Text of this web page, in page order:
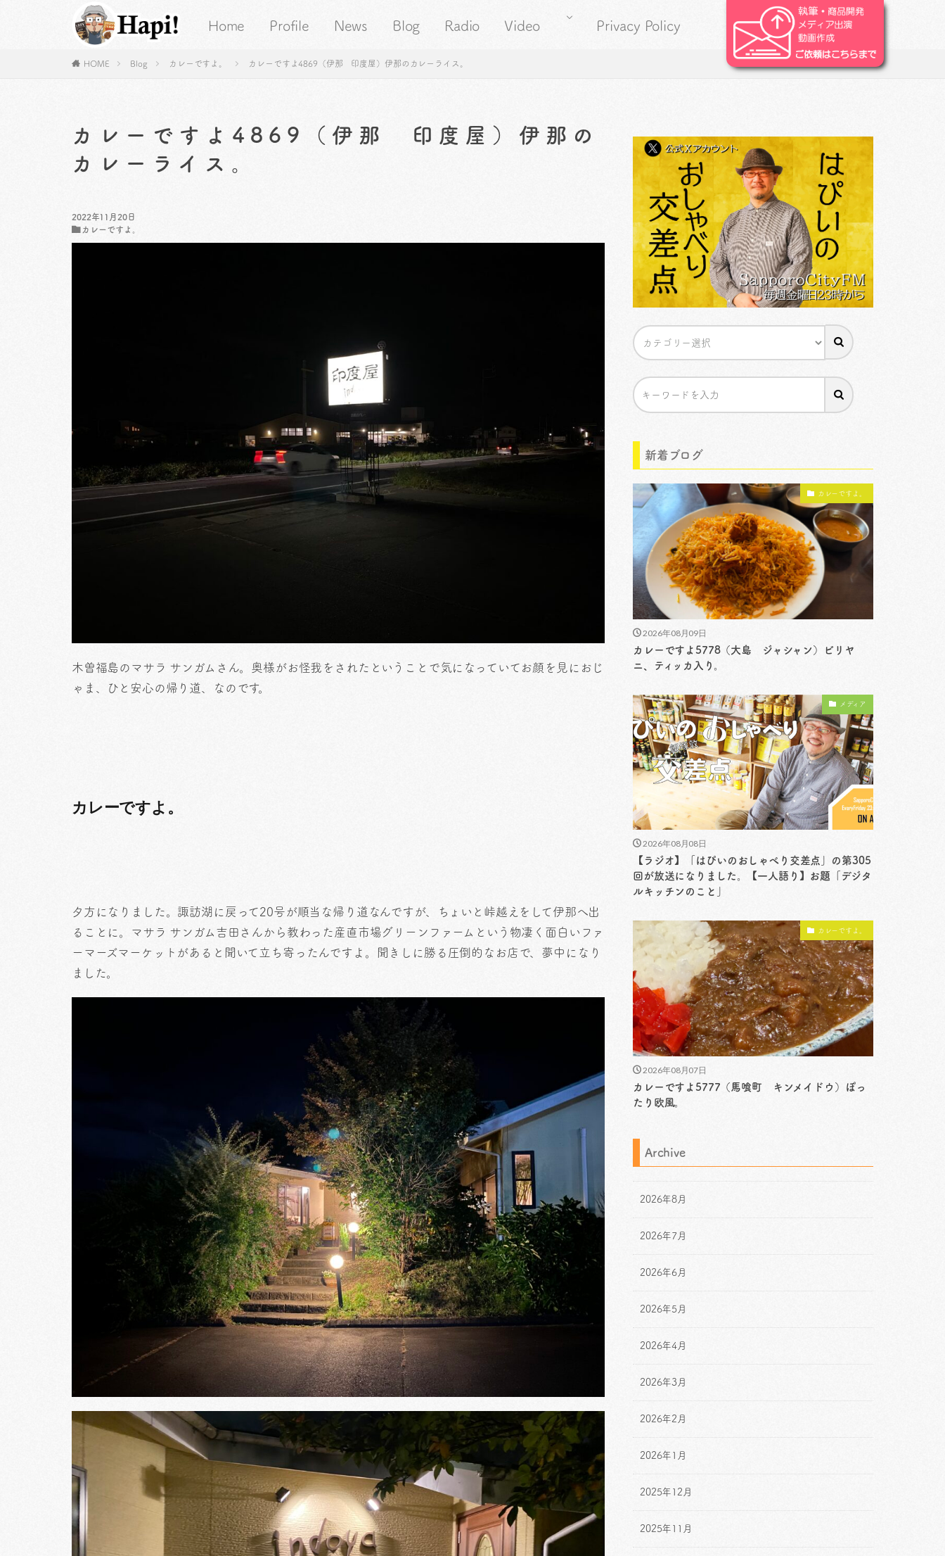
Home Profile News Blog Radio Video Privacy Policy
HOME Blog カレーですよ。 カレーですよ4869（伊那 印度屋）伊那のカレーライス。
カレーですよ4869（伊那 印度屋）伊那の
カレーライス。
2022年11月20日
カレーですよ。
木曽福島のマサラ サンガムさん。奥様がお怪我をされたということで気になっていてお顔を見におじ
ゃま、ひと安心の帰り道、なのです。
カレーですよ。
夕方になりました。諏訪湖に戻って20号が順当な帰り道なんですが、ちょいと峠越えをして伊那へ出
ることに。マサラ サンガム吉田さんから教わった産直市場グリーンファームという物凄く面白いファ
ーマーズマーケットがあると聞いて立ち寄ったんですよ。聞きしに勝る圧倒的なお店で、夢中になり
ました。
新着ブログ
カレーですよ。
2026年08月09日
カレーですよ5778（大島 ジャシャン）ビリヤ
ニ、ティッカ入り。
メディア
2026年08月08日
【ラジオ】「はぴいのおしゃべり交差点」の第305
回が放送になりました。【一人語り】お題「デジタ
ルキッチンのこと」
カレーですよ。
2026年08月07日
カレーですよ5777（馬喰町 キンメイドウ）ぽっ
たり欧風。
Archive
2026年8月
2026年7月
2026年6月
2026年5月
2026年4月
2026年3月
2026年2月
2026年1月
2025年12月
2025年11月